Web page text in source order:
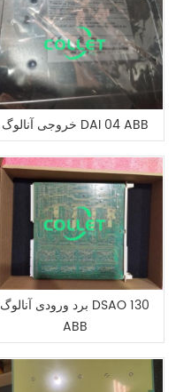
خروجی آنالوگ DAI 04 ABB
برد ورودی آنالوگ DSAO 130
ABB